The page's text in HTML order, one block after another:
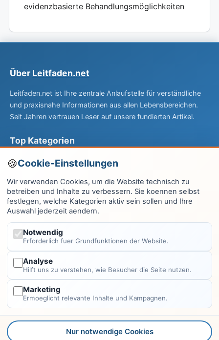
evidenzbasierte Behandlungsmöglichkeiten
Über Leitfaden.net
Leitfaden.net ist Ihre zentrale Anlaufstelle für verständliche
und praxisnahe Informationen aus allen Lebensbereichen.
Seit Jahren vertrauen Leser auf unsere fundierten Artikel.
Top Kategorien
Computer & EDV
Haus & Garten
Fitness & Gesundheit
Wissen & Lernen
Finanzen
Rechtliches
Impressum
Cookie-Einstellungen
Wir verwenden Cookies, um die Website technisch zu
betreiben und Inhalte zu verbessern. Sie koennen selbst
festlegen, welche Kategorien aktiv sein sollen und Ihre
Auswahl jederzeit aendern.
Notwendig
Erforderlich fuer Grundfunktionen der Website.
Analyse
Hilft uns zu verstehen, wie Besucher die Seite nutzen.
Marketing
Ermoeglicht relevante Inhalte und Kampagnen.
Nur notwendige Cookies